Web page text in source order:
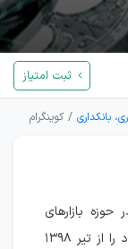
ثبت امتیاز
بانکداری کوینگرام
بازارهای
مالی و ارزهای دیجیتال است که فعالیت خود را از تیر ۱۳۹۸